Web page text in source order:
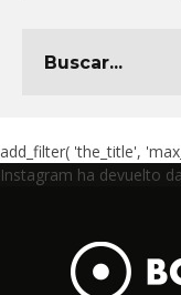
add_filter( 'the_title',
Instagram ha devuelto